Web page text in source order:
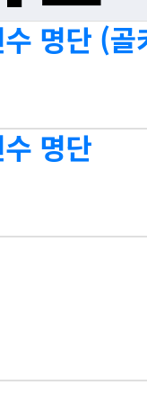
명단 (골
명단